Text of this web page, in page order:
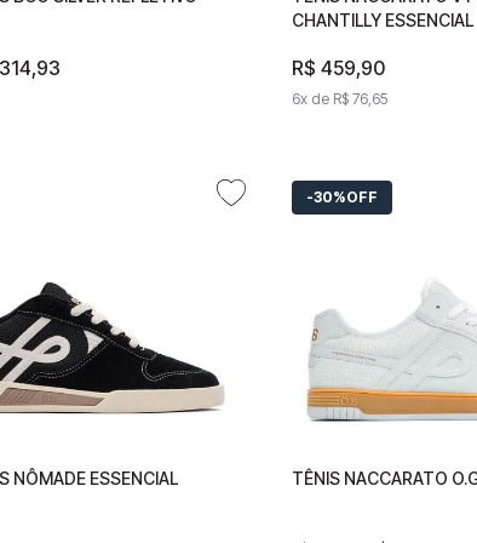
314,93
R$ 314,
CHANTILLY ESSENCIAL
R$ 459,90
6x de R$ 76, 65
CHANTILLY
R$ 459,90
6x deR$ 76
NÔMADE ESSENCIAL
NÔMADE ESSENCIAL
30%OFF
TÊNIS NACCARATO
TÊNIS NACCARATO